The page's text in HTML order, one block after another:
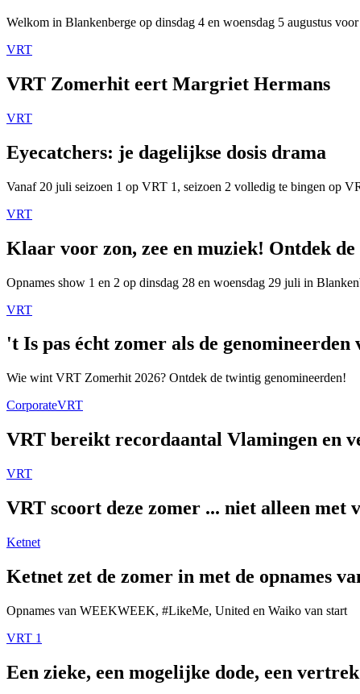
Welkom in Blankenberge op dinsdag 4 en woensdag 5 augustus
VRT
VRT Zomerhit eert Margriet Hermans
VRT
Eyecatchers: je dagelijkse dosis drama
Vanaf 20 juli seizoen 1 op VRT 1, seizoen 2 volledig te bingen op
VRT
Klaar voor zon, zee en muziek! Ontdek
Opnames show 1 en 2 op dinsdag 28 en woensdag 29 juli in
VRT
't Is pas écht zomer als de
Wie wint VRT Zomerhit 2026? Ontdek de twintig genomineerden!
CorporateVRT
VRT bereikt recordaantal Vlamingen en
VRT
VRT scoort deze zomer ... niet alleen met
Ketnet
Ketnet zet de zomer in met de opnames
Opnames van WEEKWEEK, #LikeMe, United en Waiko van start
VRT 1
Een zieke, een mogelijke dode, een